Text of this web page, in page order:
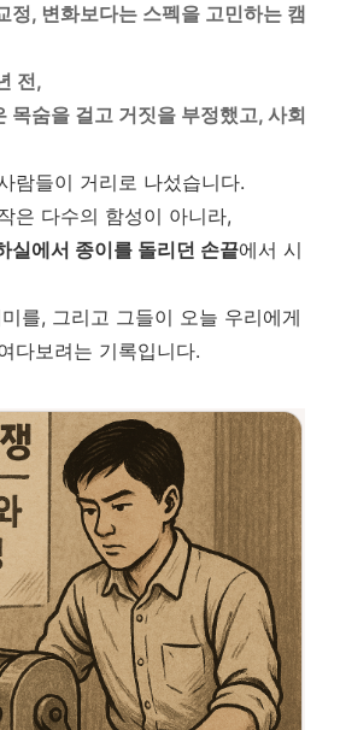
정, 변화보다는 스펙을 고민하는 캠
전,
목숨을 걸고 거짓을 부정했고, 사회
람들이 거리로 나섰습니다.
은 다수의 함성이 아니라,
실에서 종이를 돌리던 손끝에서 시
를, 그리고 그들이 오늘 우리에게
다보려는 기록입니다.